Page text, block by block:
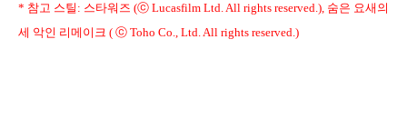
* 참고 스틸: 스타워즈 (ⓒ Lucasfilm Ltd. All rights reserved.), 숨은 요새의
세 악인 리메이크 ( ⓒ Toho Co., Ltd. All rights reserved.)